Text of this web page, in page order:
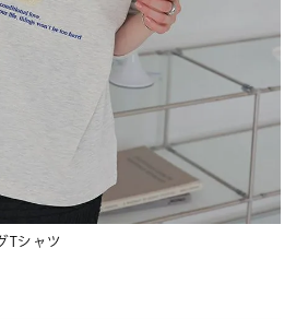
Tシャツ